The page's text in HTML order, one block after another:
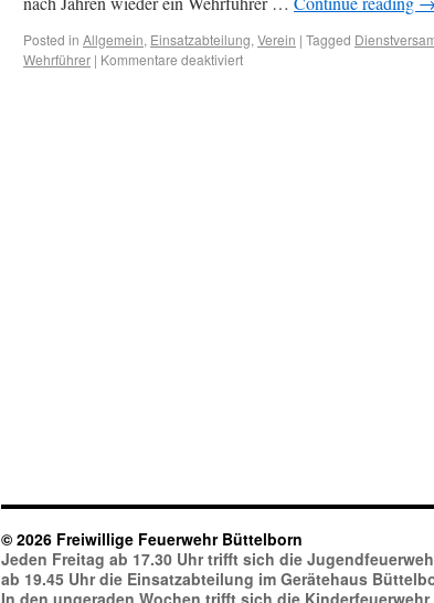
Posted in Allgemein, Einsatzabteilung, Verein | Tagged
Wehrführer | Kommentare deaktiviert
© 2026 Freiwillige Feuerwehr Büttelborn
Jeden Freitag ab 17.30 Uhr trifft sich die
ab 19.45 Uhr die Einsatzabteilung im Gerätehaus
In den ungeraden Wochen trifft sich die Kinderfeuerwehr